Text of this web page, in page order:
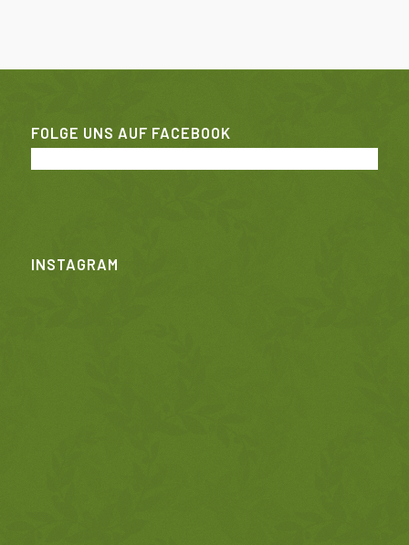
FOLGE UNS AUF FACEBOOK
INSTAGRAM